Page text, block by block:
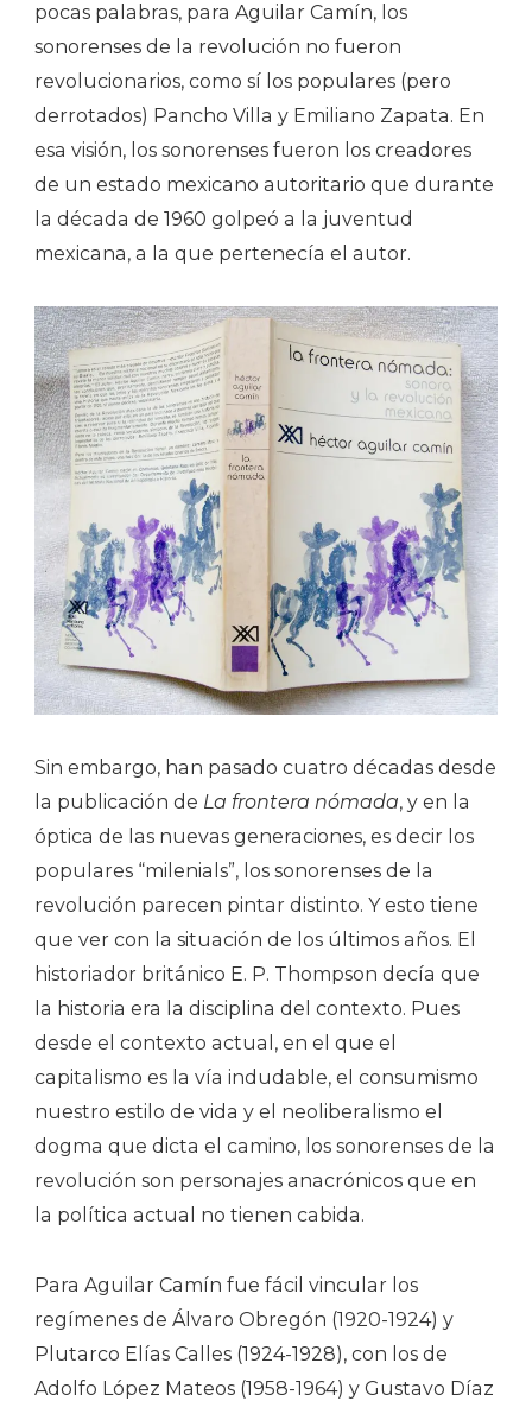
pocas palabras, para Aguilar Camín, los
sonorenses de la revolución no fueron
revolucionarios, como sí los populares (pero
derrotados) Pancho Villa y Emiliano Zapata. En
esa visión, los sonorenses fueron los creadores
de un estado mexicano autoritario que durante
la década de 1960 golpeó a la juventud
mexicana, a la que pertenecía el autor.
Sin embargo, han pasado cuatro décadas desde
la publicación de La frontera nómada, y en la
óptica de las nuevas generaciones, es decir los
populares “milenials”, los sonorenses de la
revolución parecen pintar distinto. Y esto tiene
que ver con la situación de los últimos años. El
historiador británico E. P. Thompson decía que
la historia era la disciplina del contexto. Pues
desde el contexto actual, en el que el
capitalismo es la vía indudable, el consumismo
nuestro estilo de vida y el neoliberalismo el
dogma que dicta el camino, los sonorenses de la
revolución son personajes anacrónicos que en
la política actual no tienen cabida.
Para Aguilar Camín fue fácil vincular los
regímenes de Álvaro Obregón (1920-1924) y
Plutarco Elías Calles (1924-1928), con los de
Adolfo López Mateos (1958-1964) y Gustavo Díaz